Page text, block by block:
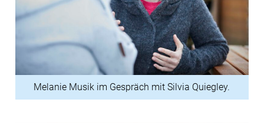
Melanie Musik im Gespräch mit Silvia Quiegley.